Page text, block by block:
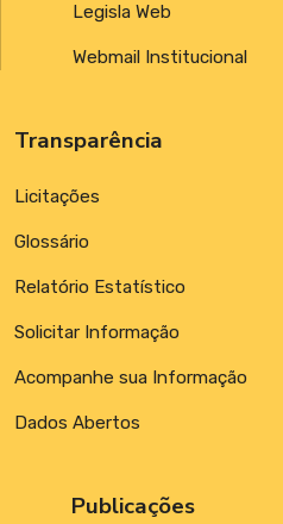
Legisla Web
Webmail Institucional
Transparência
Licitações
Glossário
Relatório Estatístico
Solicitar Informação
Acompanhe sua Informação
Dados Abertos
Publicações